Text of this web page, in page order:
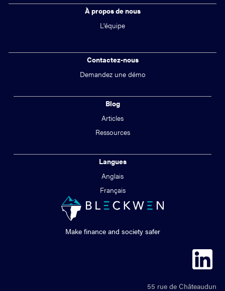
À propos de nous
L'équipe
Contactez-nous
Demandez une démo
Blog
Articles
Ressources
Langues
Anglais
Français
Make finance and society safer
55 rue de Châteaudun